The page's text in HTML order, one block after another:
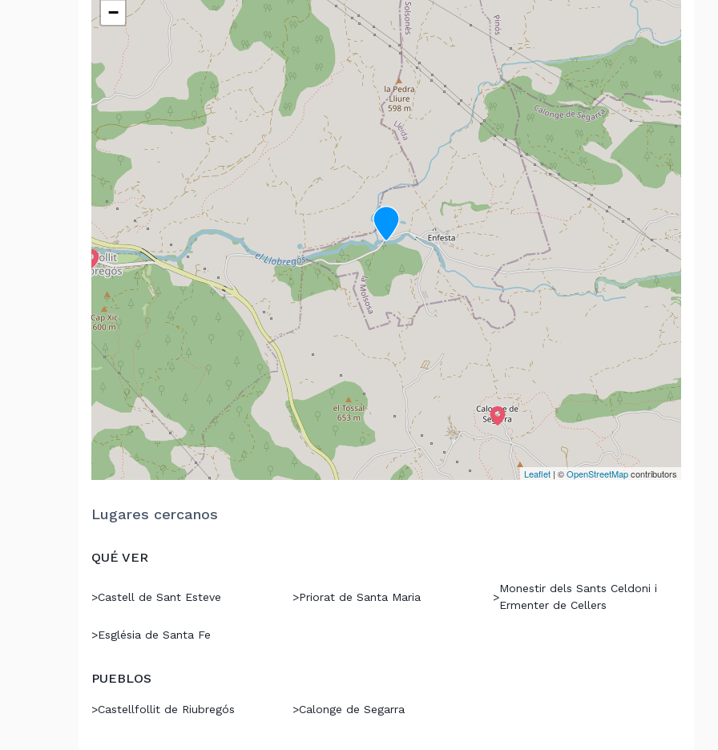
−
Leaflet | ©OpenStreetMapcontributors
Lugares cercanos
QUÉ VER
>Castell de Sant Esteve >Priorat de Santa Maria >
Monestir dels Sants Celdoni i
Ermenter de Cellers
>Església de Santa Fe
PUEBLOS
>Castellfollit de Riubregós >Calonge de Segarra